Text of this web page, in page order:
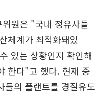
원은 "국내 정유사들
체계가 최적화돼있
있는 상황인지 확인해
한다"고 했다. 현재 중
들의 플랜트를 경질유도